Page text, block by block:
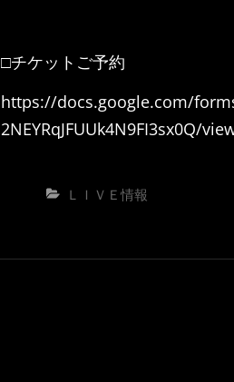
□チケットご予約
https://docs.google.com/
2NEYRqJFUUk4N9FI3sx0Q/
カＬＩＶＥ情報